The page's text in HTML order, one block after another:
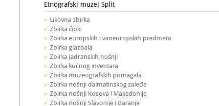
Etnografski muzej Split
Likovna zbirka
Zbirka čipki
Zbirka europskih i vaneuropskih predmeta
Zbirka glazbala
Zbirka jadranskih nošnji
Zbirka kućnog inventara
Zbirka muzeografskih pomagala
Zbirka nošnji dalmatinskog zaleđa
Zbirka nošnji Kosova i Makedonije
Zbirka nošnji Slavonije i Baranje